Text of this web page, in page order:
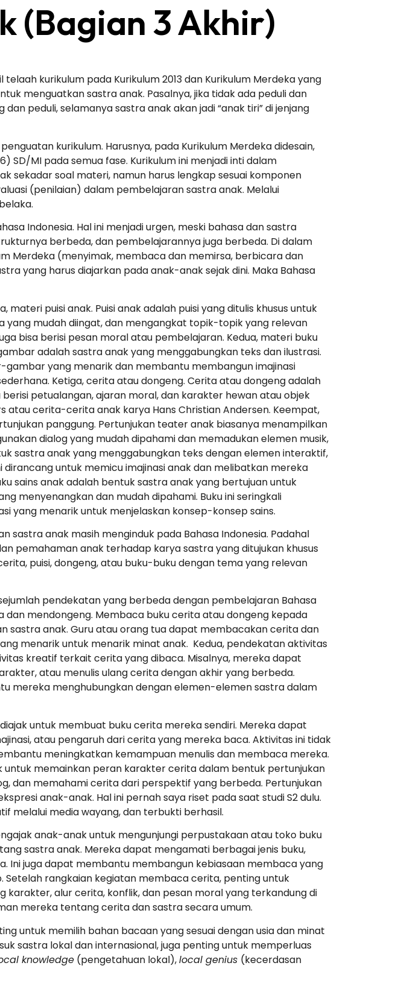
(Bagian 3 Akhir)
kurikulum pada Kurikulum 2013 dan Kurikulum Merdeka yang
menguatkan sastra anak. Pasalnya, jika tidak ada peduli dan
peduli, selamanya sastra anak akan jadi “anak tiri” di jenjang
kurikulum. Harusnya, pada Kurikulum Merdeka didesain,
SD/MI pada semua fase. Kurikulum ini menjadi inti dalam
sekadar soal materi, namun harus lengkap sesuai komponen
(penilaian) dalam pembelajaran sastra anak. Melalui
Indonesia. Hal ini menjadi urgen, meski bahasa dan sastra
berbeda, dan pembelajarannya juga berbeda. Di dalam
Merdeka (menyimak, membaca dan memirsa, berbicara dan
yang harus diajarkan pada anak-anak sejak dini. Maka Bahasa
puisi anak. Puisi anak adalah puisi yang ditulis khusus untuk
yang mudah diingat, dan mengangkat topik-topik yang relevan
bisa berisi pesan moral atau pembelajaran. Kedua, materi buku
adalah sastra anak yang menggabungkan teks dan ilustrasi.
yang menarik dan membantu membangun imajinasi
Ketiga, cerita atau dongeng. Cerita atau dongeng adalah
petualangan, ajaran moral, dan karakter hewan atau objek
cerita-cerita anak karya Hans Christian Andersen. Keempat,
panggung. Pertunjukan teater anak biasanya menampilkan
dialog yang mudah dipahami dan memadukan elemen musik,
sastra anak yang menggabungkan teks dengan elemen interaktif,
untuk memicu imajinasi anak dan melibatkan mereka
sains anak adalah bentuk sastra anak yang bertujuan untuk
menyenangkan dan mudah dipahami. Buku ini seringkali
yang menarik untuk menjelaskan konsep-konsep sains.
sastra anak masih menginduk pada Bahasa Indonesia. Padahal
pemahaman anak terhadap karya sastra yang ditujukan khusus
puisi, dongeng, atau buku-buku dengan tema yang relevan
pendekatan yang berbeda dengan pembelajaran Bahasa
mendongeng. Membaca buku cerita atau dongeng kepada
anak. Guru atau orang tua dapat membacakan cerita dan
menarik untuk menarik minat anak. Kedua, pendekatan aktivitas
kreatif terkait cerita yang dibaca. Misalnya, mereka dapat
atau menulis ulang cerita dengan akhir yang berbeda.
mereka menghubungkan dengan elemen-elemen sastra dalam
untuk membuat buku cerita mereka sendiri. Mereka dapat
atau pengaruh dari cerita yang mereka baca. Aktivitas ini tidak
meningkatkan kemampuan menulis dan membaca mereka.
memainkan peran karakter cerita dalam bentuk pertunjukan
dan memahami cerita dari perspektif yang berbeda. Pertunjukan
anak-anak. Hal ini pernah saya riset pada saat studi S2 dulu.
melalui media wayang, dan terbukti berhasil.
anak-anak untuk mengunjungi perpustakaan atau toko buku
sastra anak. Mereka dapat mengamati berbagai jenis buku,
Ini juga dapat membantu membangun kebiasaan membaca yang
Setelah rangkaian kegiatan membaca cerita, penting untuk
alur cerita, konflik, dan pesan moral yang terkandung di
mereka tentang cerita dan sastra secara umum.
untuk memilih bahan bacaan yang sesuai dengan usia dan minat
sastra lokal dan internasional, juga penting untuk memperluas
knowledge (pengetahuan lokal),local genius (kecerdasan